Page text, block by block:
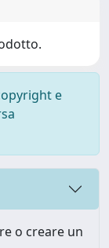
e
o creare un